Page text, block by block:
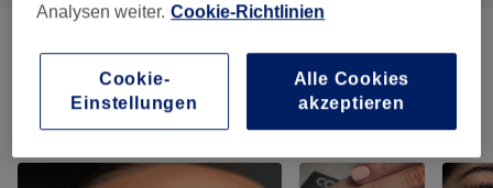
Massagen (4) ab 30 €
Unsere Arbeit
Analysen weiter. Cookie-Richtlinien
Cookie-
Einstellungen
Alle Cookies
akzeptieren